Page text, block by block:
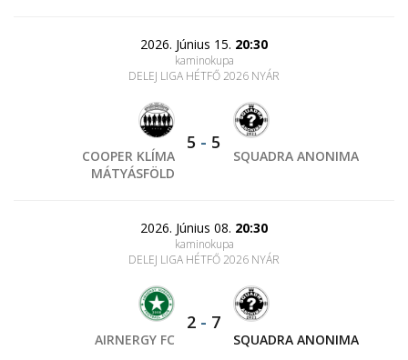
2026. Június 15. 20:30
kaminokupa
DELEJ LIGA HÉTFŐ 2026 NYÁR
COOPER KLÍMA
MÁTYÁSFÖLD
5 - 5
SQUADRA ANONIMA
2026. Június 08. 20:30
kaminokupa
DELEJ LIGA HÉTFŐ 2026 NYÁR
AIRNERGY FC
2 - 7
SQUADRA ANONIMA